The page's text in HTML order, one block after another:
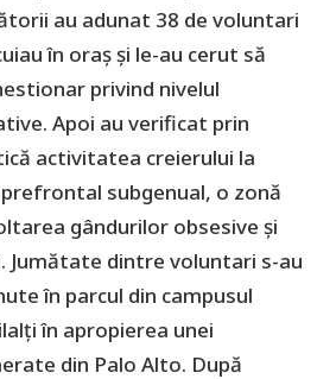
au adunat 38 de voluntari
în oraș și le-au cerut să
privind nivelul
Apoi au verificat prin
activitatea creierului la
subgenual, o zonă
gândurilor obsesive și
Jumătate dintre voluntari s-au
în parcul din campusul
în apropierea unei
din Palo Alto. După